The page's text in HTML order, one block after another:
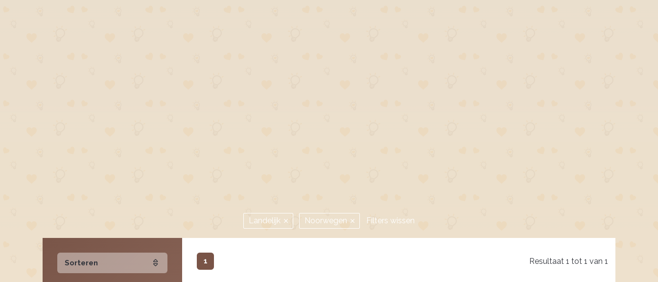
Landelijk Noorwegen Filters wissen
Sorteren 1 Resultaat 1 tot 1 van 1